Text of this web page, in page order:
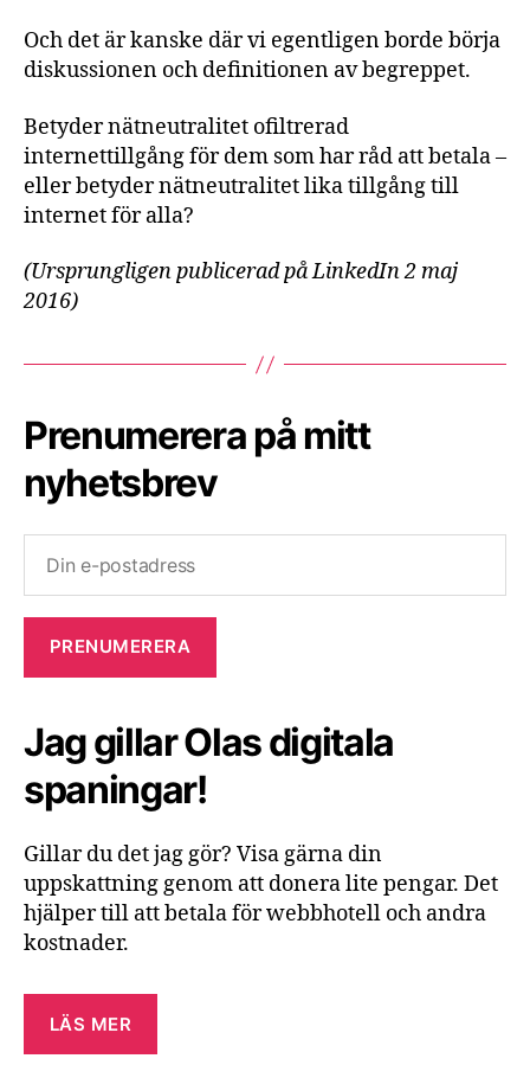
Och det är kanske där vi egentligen borde börja
diskussionen och definitionen av begreppet.
Betyder nätneutralitet ofiltrerad
internettillgång för dem som har råd att betala –
eller betyder nätneutralitet lika tillgång till
internet för alla?
(Ursprungligen publicerad på LinkedIn 2 maj
2016)
Prenumerera på mitt
nyhetsbrev
Jag gillar Olas digitala
spaningar!
Gillar du det jag gör? Visa gärna din
uppskattning genom att donera lite pengar. Det
hjälper till att betala för webbhotell och andra
kostnader.
LÄS MER